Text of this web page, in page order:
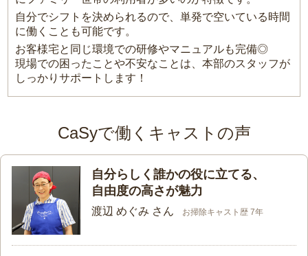
自分でシフトを決められるので、単発で空いている時間
に働くことも可能です。
お客様宅と同じ環境での研修やマニュアルも完備◎
現場での困ったことや不安なことは、本部のスタッフが
しっかりサポートします！
CaSyで働くキャストの声
自分らしく誰かの役に立てる、
自由度の高さが魅力
渡辺 めぐみ さん お掃除キャスト歴 7年